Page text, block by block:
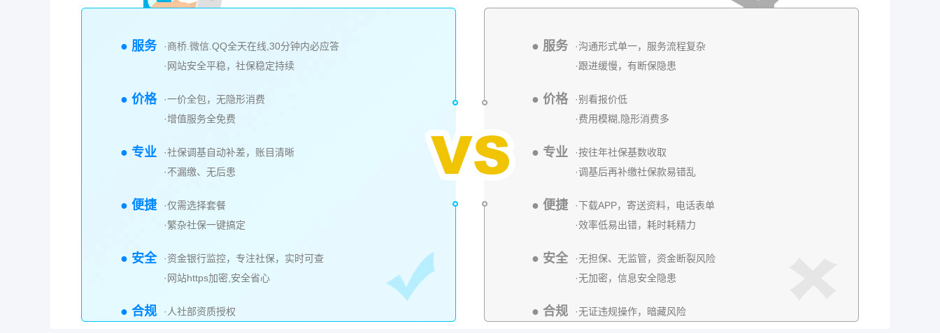
● 服务
·商桥.微信.QQ全天在线,30分钟内必应答
·网站安全平稳，社保稳定持续
● 价格
·一价全包，无隐形消费
·增值服务全免费
● 专业
·社保调基自动补差，账目清晰
·不漏缴、无后患
● 便捷
·仅需选择套餐
·繁杂社保一键搞定
● 安全
·资金银行监控，专注社保，实时可查
·网站https加密,安全省心
● 合规 ·人社部资质授权
● 服务
·沟通形式单一，服务流程复杂
·跟进缓慢，有断保隐患
● 价格
·别看报价低
·费用模糊,隐形消费多
● 专业
·按往年社保基数收取
·调基后再补缴社保款易错乱
● 便捷
·下载APP，寄送资料，电话表单
·效率低易出错，耗时耗精力
● 安全
·无担保、无监管，资金断裂风险
·无加密，信息安全隐患
● 合规 ·无证违规操作，暗藏风险